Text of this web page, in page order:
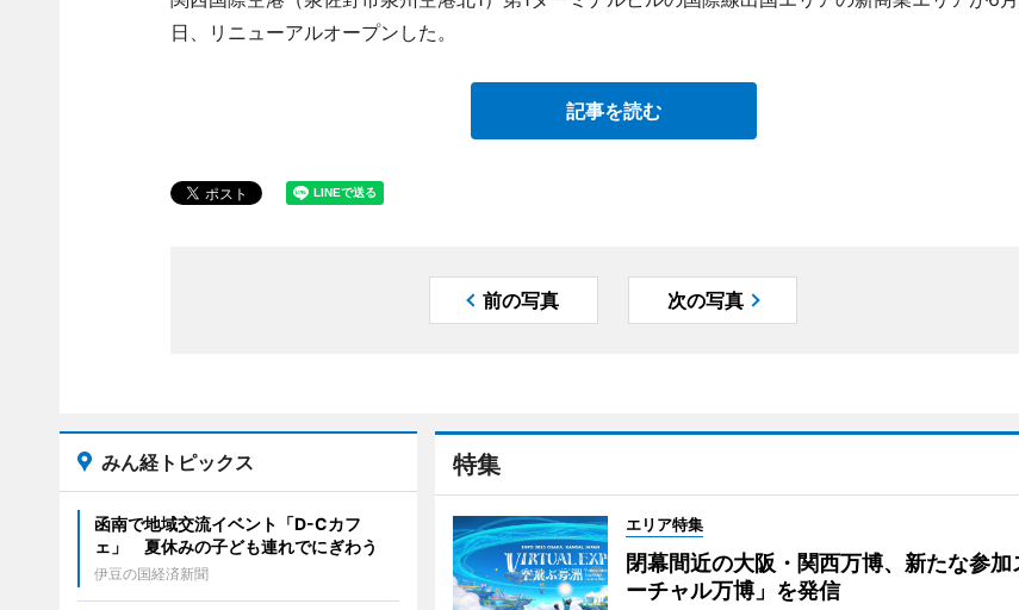
日、リニューアルオープンした。
記事を読む
前の写真 次の写真
特集
エリア特集
閉幕間近の大阪・関西万博、新たな参加
ーチャル万博」を発信
みん経トピックス
函南で地域交流イベント「D-Cカフ
ェ」 夏休みの子ども連れでにぎわう
伊豆の国経済新聞